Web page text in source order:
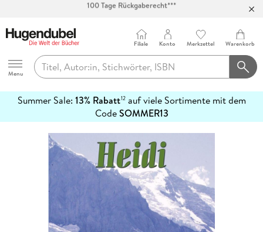
Abholung in über 100 Filialen
Hugendubel
Menu
Filiale Konto Merkzettel Warenkorb
Summer Sale: 13% Rabatt12auf viele Sortimente mit dem
CodeSOMMER13
erfahren